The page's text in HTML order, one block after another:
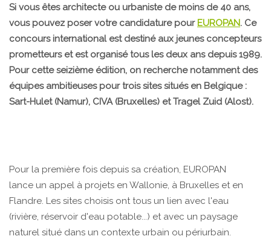
Si vous êtes architecte ou urbaniste de moins de 40 ans,
vous pouvez poser votre candidature pour EUROPAN. Ce
concours international est destiné aux jeunes concepteurs
prometteurs et est organisé tous les deux ans depuis 1989.
Pour cette seizième édition, on recherche notamment des
équipes ambitieuses pour trois sites situés en Belgique :
Sart-Hulet (Namur), CIVA (Bruxelles) et Tragel Zuid (Alost).
Pour la première fois depuis sa création, EUROPAN
lance un appel à projets en Wallonie, à Bruxelles et en
Flandre. Les sites choisis ont tous un lien avec l'eau
(rivière, réservoir d'eau potable...) et avec un paysage
naturel situé dans un contexte urbain ou périurbain.